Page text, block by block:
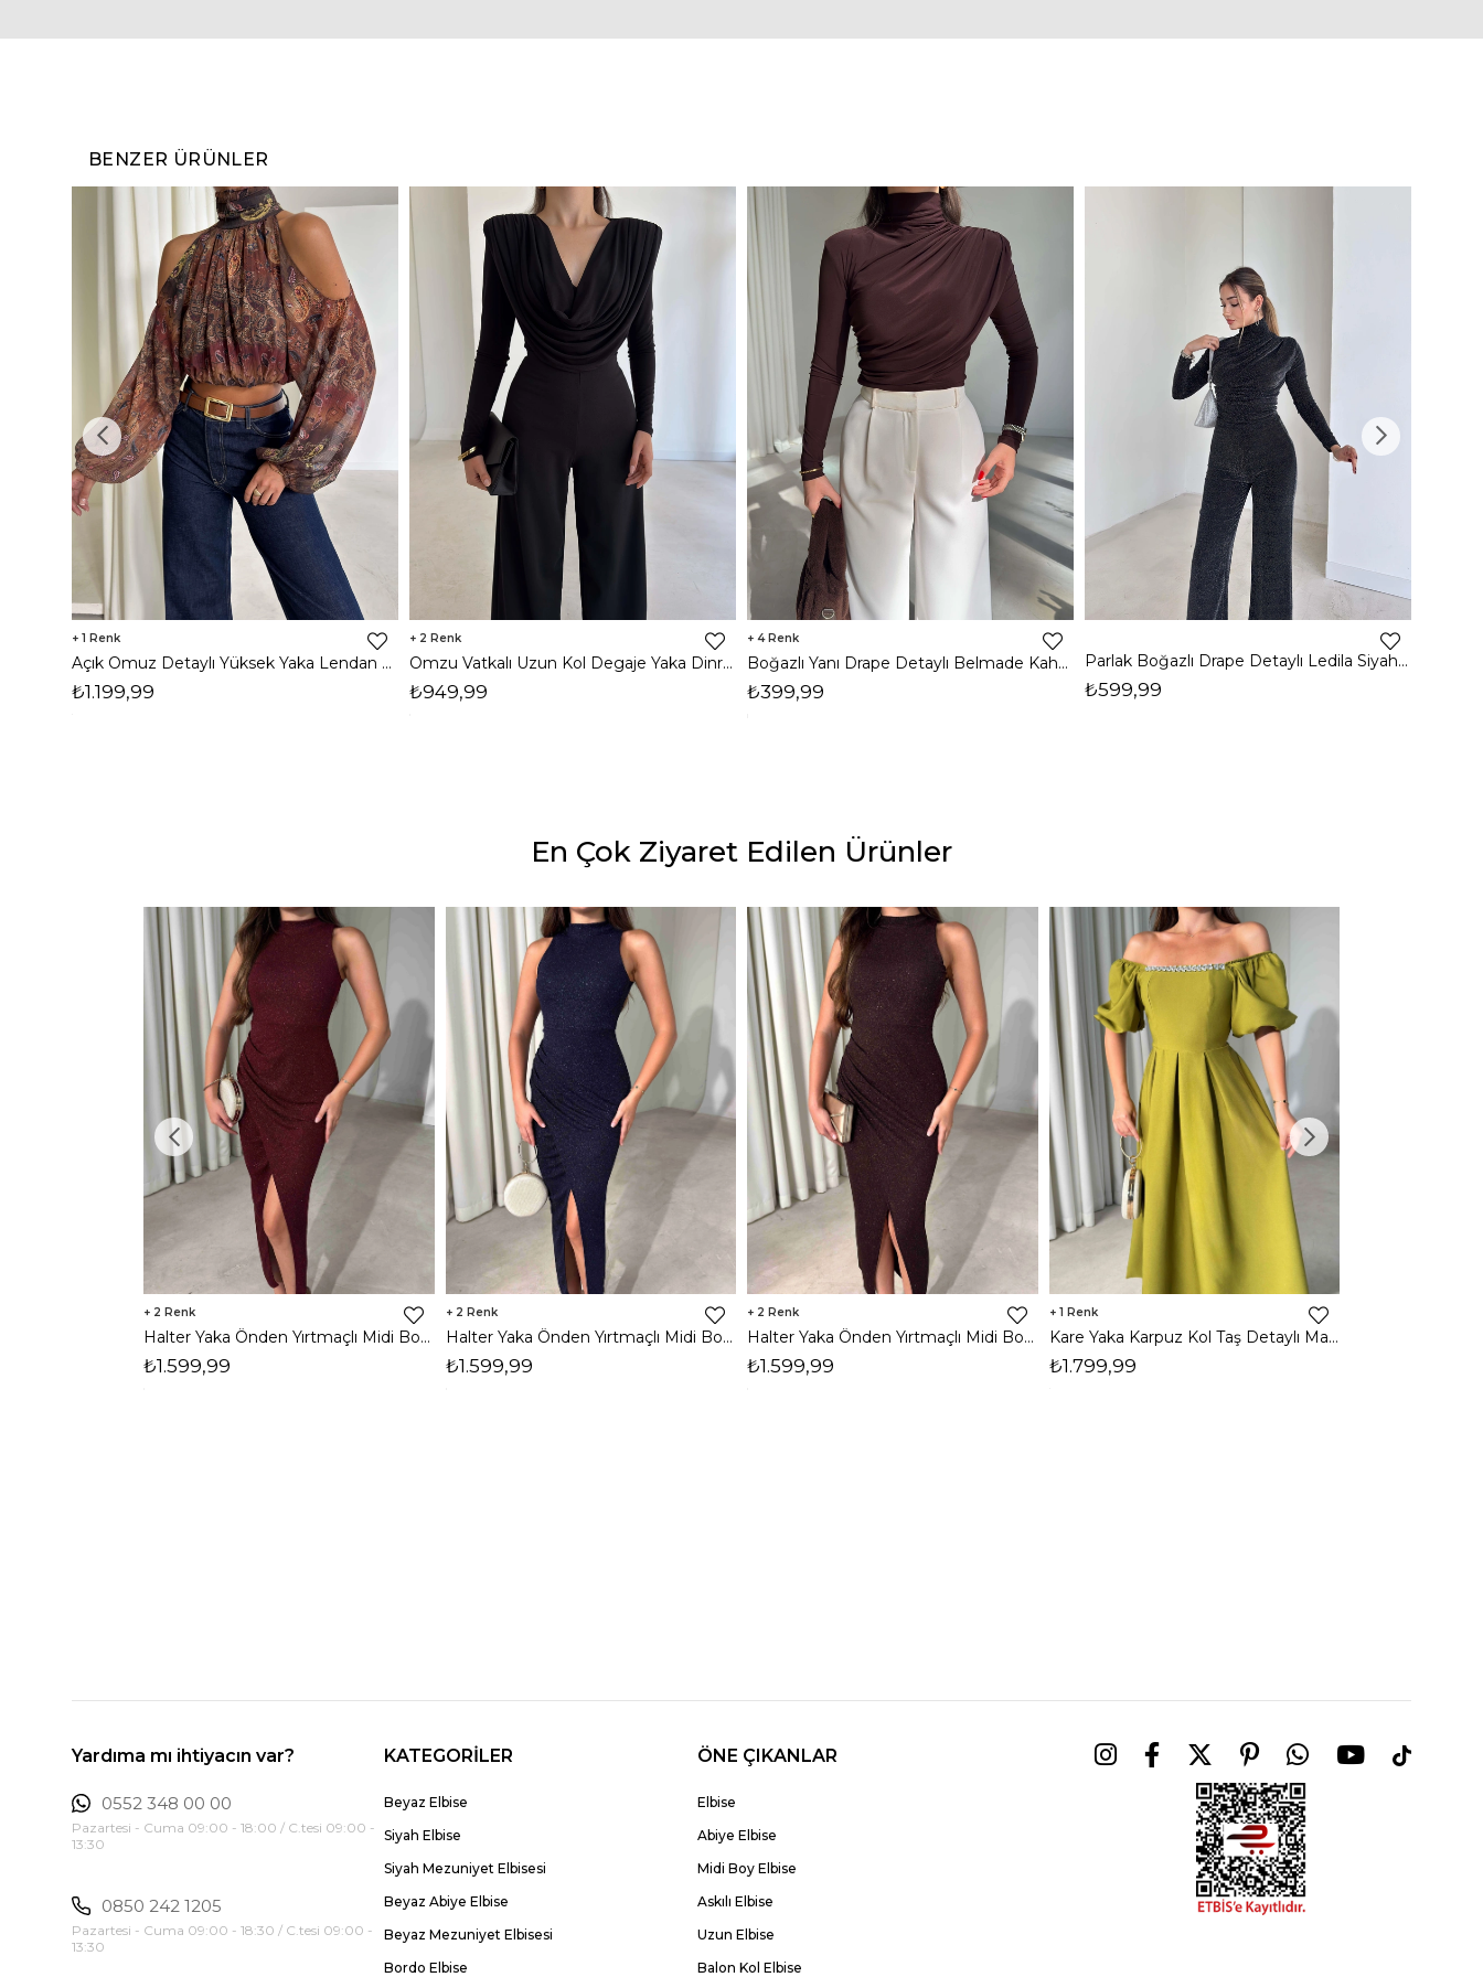
BENZER ÜRÜNLER
1
Açık Omuz Detaylı Yüksek Yaka Lendan Kahve Kadın bluz 26K026
₺1.199,99
2
Omzu Vatkalı Uzun Kol Degaje Yaka Dinre Kadın Siyah Bluz 26K101
₺949,99
4
Boğazlı Yanı Drape Detaylı Belmade Kahve Kadın Bluz 26K113
₺399,99
Parlak Boğazlı Drape Detaylı Ledila Siyah Kadın Bluz 26K150
₺599,99
En Çok Ziyaret Edilen Ürünler
2
Halter Yaka Önden Yırtmaçlı Midi Boy Bordo Hasre Kadın Elbise 26Y502
₺1.599,99
2
Halter Yaka Önden Yırtmaçlı Midi Boy Lacivert Hasre Kadın Elbise 26Y502
₺1.599,99
2
Halter Yaka Önden Yırtmaçlı Midi Boy Kahverengi Hasre Kadın Elbise 26Y502
₺1.599,99
1
Kare Yaka Karpuz Kol Taş Detaylı Maxi Yağ Yeşili Civo Kadın Elbise 206Y501
₺1.799,99
Yardıma mı ihtiyacın var?
0552 348 00 00
Pazartesi - Cuma 09:00 - 18:00 / C.tesi 09:00 -
13:30
0850 242 1205
Pazartesi - Cuma 09:00 - 18:30 / C.tesi 09:00 -
13:30
KATEGORİLER
Beyaz Elbise
Siyah Elbise
Siyah Mezuniyet Elbisesi
Beyaz Abiye Elbise
Beyaz Mezuniyet Elbisesi
Bordo Elbise
ÖNE ÇIKANLAR
Elbise
Abiye Elbise
Midi Boy Elbise
Askılı Elbise
Uzun Elbise
Balon Kol Elbise